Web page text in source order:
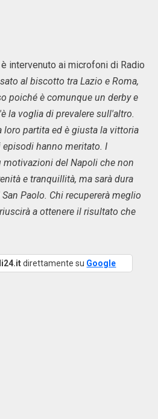
intervenuto ai microfoni di Radio
al biscotto tra Lazio e Roma,
poiché è comunque un derby e
la voglia di prevalere sull'altro.
loro partita ed è giusta la vittoria
hanno meritato. I
del Napoli che non
e tranquillità, ma sarà dura
Paolo. Chi recupererà meglio
a ottenere il risultato che
direttamente su Google